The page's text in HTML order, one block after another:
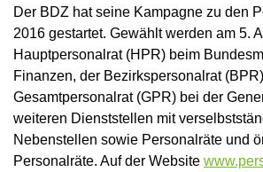
Der BDZ hat seine Kampagne zu den
2016 gestartet. Gewählt werden am 5.
Hauptpersonalrat (HPR) beim
Finanzen, der Bezirkspersonalrat
Gesamtpersonalrat (GPR) bei der
weiteren Dienststellen mit
Nebenstellen sowie Personalräte und
Personalräte. Auf der Website